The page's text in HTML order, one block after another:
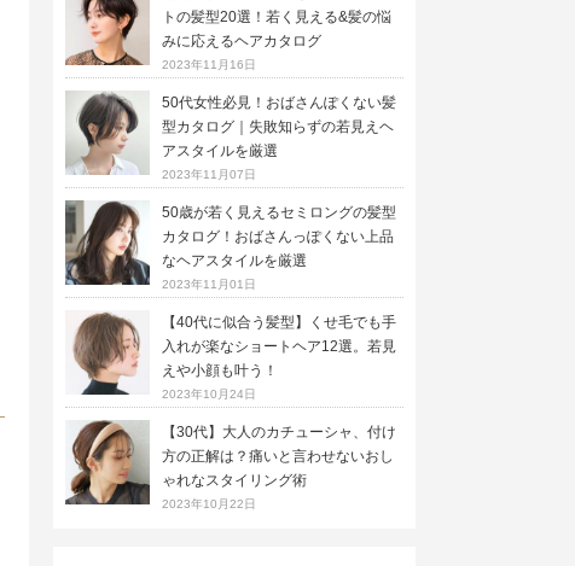
トの髪型20選！若く見える&髪の悩
みに応えるヘアカタログ
2023年11月16日
50代女性必見！おばさんぽくない髪
型カタログ｜失敗知らずの若見えヘ
アスタイルを厳選
2023年11月07日
50歳が若く見えるセミロングの髪型
カタログ！おばさんっぽくない上品
なヘアスタイルを厳選
2023年11月01日
【40代に似合う髪型】くせ毛でも手
入れが楽なショートヘア12選。若見
えや小顔も叶う！
2023年10月24日
【30代】大人のカチューシャ、付け
方の正解は？痛いと言わせないおし
ゃれなスタイリング術
2023年10月22日